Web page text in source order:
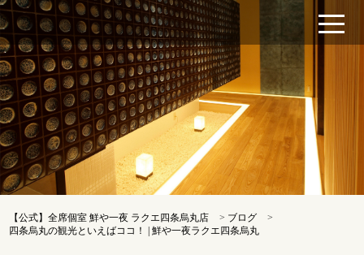
【公式】全席個室 鮮や一夜 ラクエ四条烏丸店 > ブログ
>
四条烏丸の観光といえばココ！ | 鮮や一夜ラクエ四条烏丸